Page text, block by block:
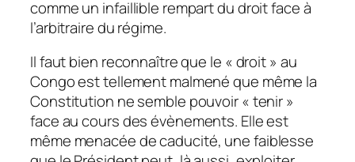
comme un infaillible rempart du droit face à
l’arbitraire du régime.
Il faut bien reconnaître que le « droit » au
Congo est tellement malmené que même la
Constitution ne semble pouvoir « tenir »
face au cours des évènements. Elle est
même menacée de caducité, une faiblesse